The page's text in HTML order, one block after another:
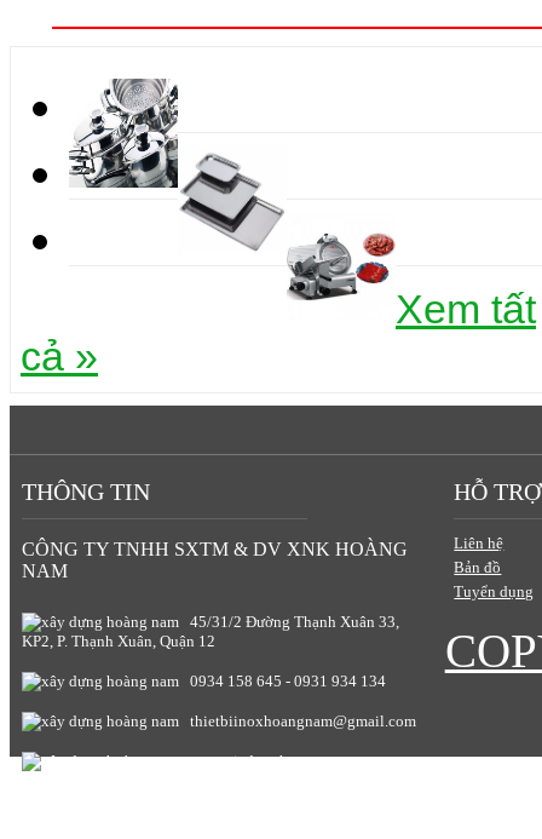
Xem tất
cả »
THÔNG TIN
CÔNG TY TNHH SXTM & DV XNK HOÀNG
NAM
45/31/2 Đường Thạnh Xuân 33,
KP2, P. Thạnh Xuân, Quận 12
0934 158 645 - 0931 934 134
thietbiinoxhoangnam@gmail.com
www.giadunghoangnam.com
HỖ TRỢ
Liên hệ
Bản đồ
Tuyển dụng